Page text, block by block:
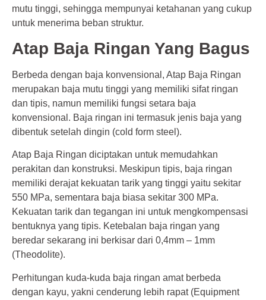
mutu tinggi, sehingga mempunyai ketahanan yang cukup
untuk menerima beban struktur.
Atap Baja Ringan Yang Bagus
Berbeda dengan baja konvensional, Atap Baja Ringan
merupakan baja mutu tinggi yang memiliki sifat ringan
dan tipis, namun memiliki fungsi setara baja
konvensional. Baja ringan ini termasuk jenis baja yang
dibentuk setelah dingin (cold form steel).
Atap Baja Ringan diciptakan untuk memudahkan
perakitan dan konstruksi. Meskipun tipis, baja ringan
memiliki derajat kekuatan tarik yang tinggi yaitu sekitar
550 MPa, sementara baja biasa sekitar 300 MPa.
Kekuatan tarik dan tegangan ini untuk mengkompensasi
bentuknya yang tipis. Ketebalan baja ringan yang
beredar sekarang ini berkisar dari 0,4mm – 1mm
(Theodolite).
Perhitungan kuda-kuda baja ringan amat berbeda
dengan kayu, yakni cenderung lebih rapat (Equipment